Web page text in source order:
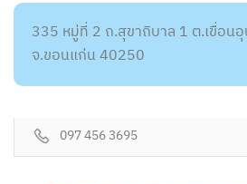
335 หมู่ที่ 2 ถ.สุขาถิบาล 1 ต.เขื่อน
จ.ขอนแก่น 40250
097 456 3695